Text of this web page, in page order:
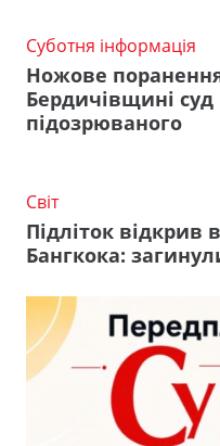
Суботня інформація
Ножове
Бердичівщині суд
підозрюваного
Світ
Підліток відкрив
Бангкока: